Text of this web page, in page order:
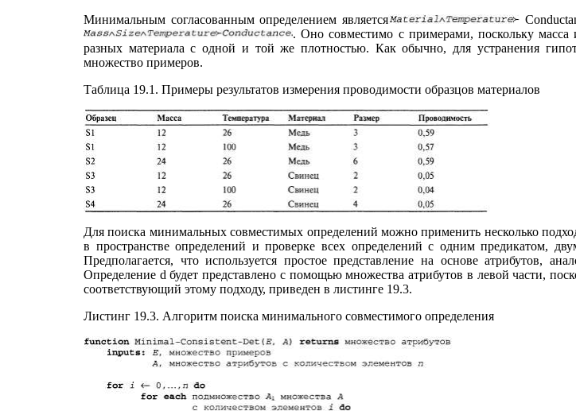
Минимальным согласованным определением является
. Оно совместимо с примерами, поскольку масса
разных материала с одной и той же плотностью. Как обычно, для устранения
множество примеров.
Таблица 19.1. Примеры результатов измерения проводимости образцов материалов
Для поиска минимальных совместимых определений можно применить несколько
в пространстве определений и проверке всех определений с одним предикатом,
Предполагается, что используется простое представление на основе атрибутов,
Определение d будет представлено с помощью множества атрибутов в левой части,
соответствующий этому подходу, приведен в листинге 19.3.
Листинг 19.3. Алгоритм поиска минимального совместимого определения